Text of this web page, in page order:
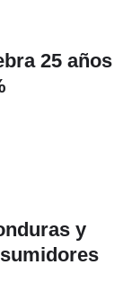
25 años
y